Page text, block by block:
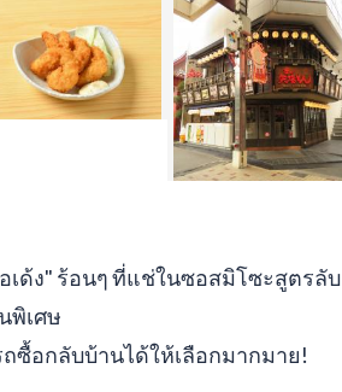
ด้ง" ร้อนๆ ที่แช่ในซอสมิโซะสูตรลับ
พิเศษ
ซื้อกลับบ้านได้ให้เลือกมากมาย!